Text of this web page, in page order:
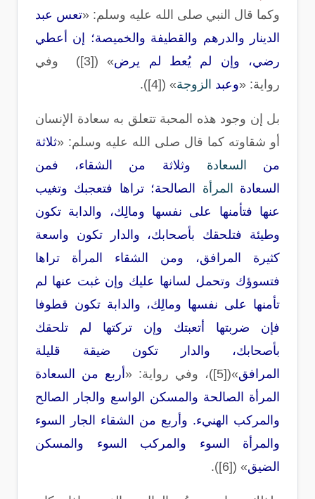
وكما قال النبي صلى الله عليه وسلم: «تعس عبد
الدينار والدرهم والقطيفة والخميصة؛ إن أعطي
رضي، وإن لم يُعط لم يرض» ([3])
وفي
رواية: «وعبد الزوجة» ([4]).
بل إن وجود هذه المحبة تتعلق به سعادة الإنسان
أو شقاوته كما قال صلى الله عليه وسلم: «ثلاثة
من
السعادة
وثلاثة من الشقاء، فمن
السعادة
المرأة
الصالحة؛ تراها فتعجبك وتغيب
عنها فتأمنها على نفسها ومالِك، والدابة تكون
وطيئة فتلحقك بأصحابك، والدار تكون واسعة
كثيرة المرافق، ومن الشقاء المرأة تراها
فتسوؤك وتحمل لسانها عليك وإن غبت عنها لم
تأمنها على نفسها ومالِك، والدابة تكون قطوفا
فإن ضربتها أتعبتك وإن تركتها لم تلحقك
بأصحابك، والدار تكون ضيقة قليلة
المرافق»([5]) ، وفي رواية: « أربع من السعادة
المرأة الصالحة والمسكن الواسع والجار الصالح
والمركب الهنيء. وأربع من الشقاء الجار السوء
والمرأة السوء والمركب السوء والمسكن
الضيق» ([6]).